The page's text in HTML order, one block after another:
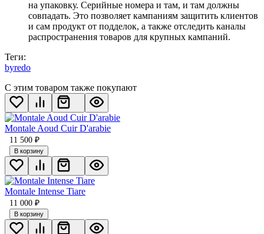
на упаковку. Серийные номера и там, и там должны
совпадать. Это позволяет кампаниям защитить клиентов
и сам продукт от подделок, а также отследить каналы
распространения товаров для крупных кампаний.
Теги:
byredo
С этим товаром также покупают
Montale Aoud Cuir D'arabie
11 500 ₽
В корзину
Montale Intense Tiare
11 000 ₽
В корзину